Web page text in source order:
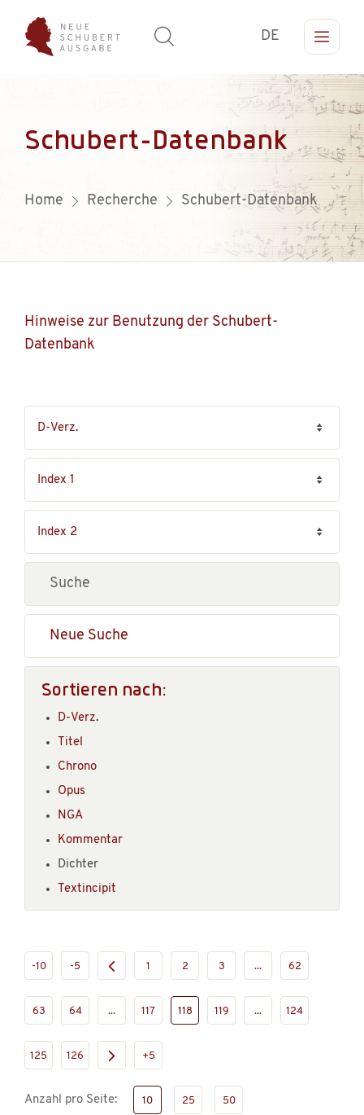
DE
Schubert-Datenbank
Home Recherche Schubert-Datenbank
Hinweise zur Benutzung der Schubert-
Datenbank
Neue Suche
Sortieren nach:
D-Verz.
Titel
Chrono
Opus
NGA
Kommentar
Dichter
Textincipit
-10 -5 1 2 3 ... 62
63 64 ... 117 118 119 ... 124
125 126 +5
Anzahl pro Seite: 10 25 50